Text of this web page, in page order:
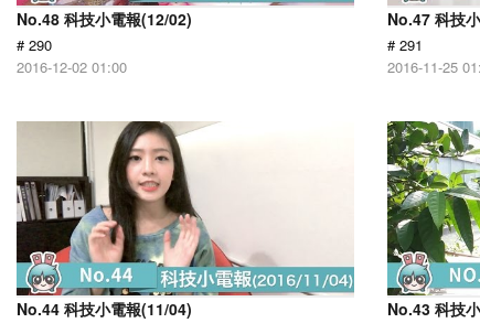
No.48 科技小電報(12/02)
# 290
2016-12-02 01:00
No.47 科技
# 291
2016-11-25
No.44 科技小電報(11/04) No.43 科技